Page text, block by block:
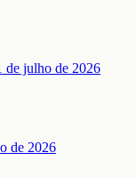
de julho de 2026
de 2026